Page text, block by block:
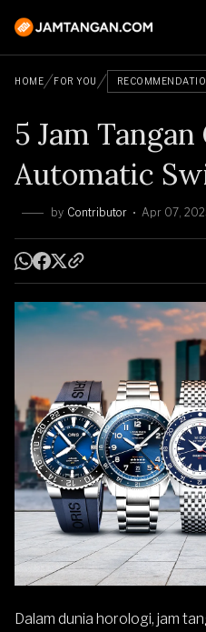
HOME FOR YOU
5 Jam Tangan
Automatic
by Contributor Apr 07,
Dalam dunia horologi, jam